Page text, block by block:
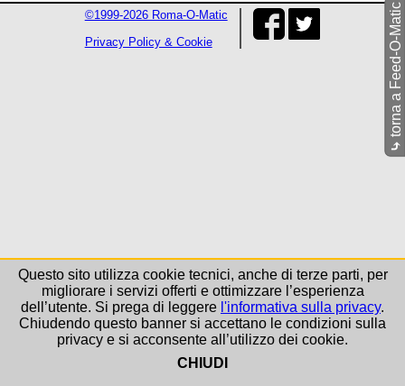
⤷
torna a Feed-O-Matic
©1999-2026 Roma-O-Matic
Privacy Policy & Cookie
Questo sito utilizza cookie tecnici, anche di terze parti, per
migliorare i servizi offerti e ottimizzare l’esperienza
dell’utente. Si prega di leggere l'informativa sulla privacy.
Chiudendo questo banner si accettano le condizioni sulla
privacy e si acconsente all’utilizzo dei cookie.
CHIUDI